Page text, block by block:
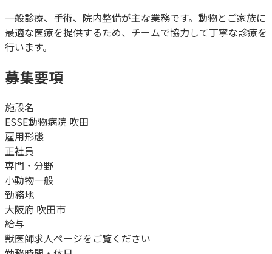
一般診療、手術、院内整備が主な業務です。動物とご家族に
最適な医療を提供するため、チームで協力して丁寧な診療を
行います。
募集要項
施設名
ESSE動物病院 吹田
雇用形態
正社員
専門・分野
小動物一般
勤務地
大阪府 吹田市
給与
獣医師求人ページをご覧ください